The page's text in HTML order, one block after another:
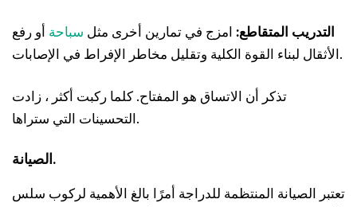
التدريب المتقاطع: امزج في تمارين أخرى مثل سباحة أو رفع
الأثقال لبناء القوة الكلية وتقليل مخاطر الإفراط في الإصابات.
تذكر أن الاتساق هو المفتاح. كلما ركبت أكثر ، زادت
التحسينات التي ستراها.
الصيانة.
تعتبر الصيانة المنتظمة للدراجة أمرًا بالغ الأهمية لركوب سلس